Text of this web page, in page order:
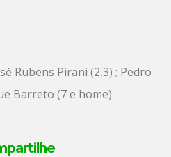
Rubens Pirani (2,3) ; Pedro
Barreto (7 e home)